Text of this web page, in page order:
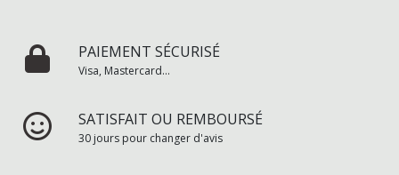
PAIEMENT SÉCURISÉ
Visa, Mastercard...
SATISFAIT OU REMBOURSÉ
30 jours pour changer d'avis